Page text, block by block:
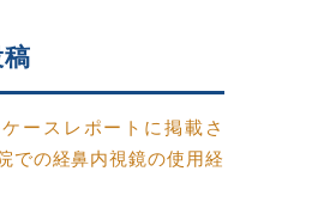
ースレポートに掲載さ
での経鼻内視鏡の使用経